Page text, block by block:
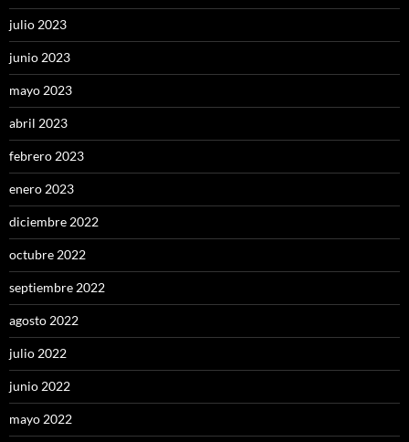
julio 2023
junio 2023
mayo 2023
abril 2023
febrero 2023
enero 2023
diciembre 2022
octubre 2022
septiembre 2022
agosto 2022
julio 2022
junio 2022
mayo 2022